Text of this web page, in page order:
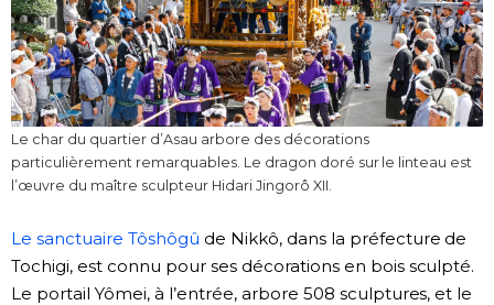
Le char du quartier d’Asau arbore des décorations
particulièrement remarquables. Le dragon doré sur le linteau est
l’œuvre du maître sculpteur Hidari Jingorô XII.
Le sanctuaire Tôshôgû de Nikkô, dans la préfecture de
Tochigi, est connu pour ses décorations en bois sculpté.
Le portail Yômei, à l’entrée, arbore 508 sculptures, et le